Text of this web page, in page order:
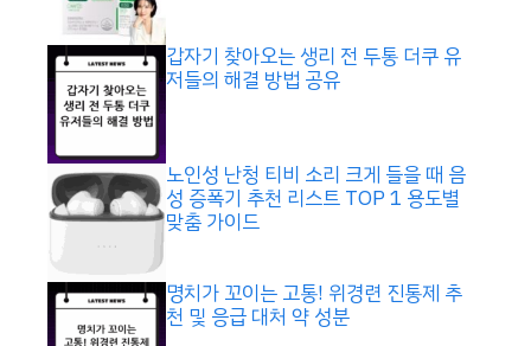
갑자기 찾아오는 생리 전 두통 더쿠 유
저들의 해결 방법 공유
노인성 난청 티비 소리 크게 들을 때 음
성 증폭기 추천 리스트 TOP 1 용도별
맞춤 가이드
명치가 꼬이는 고통! 위경련 진통제 추
천 및 응급 대처 약 성분